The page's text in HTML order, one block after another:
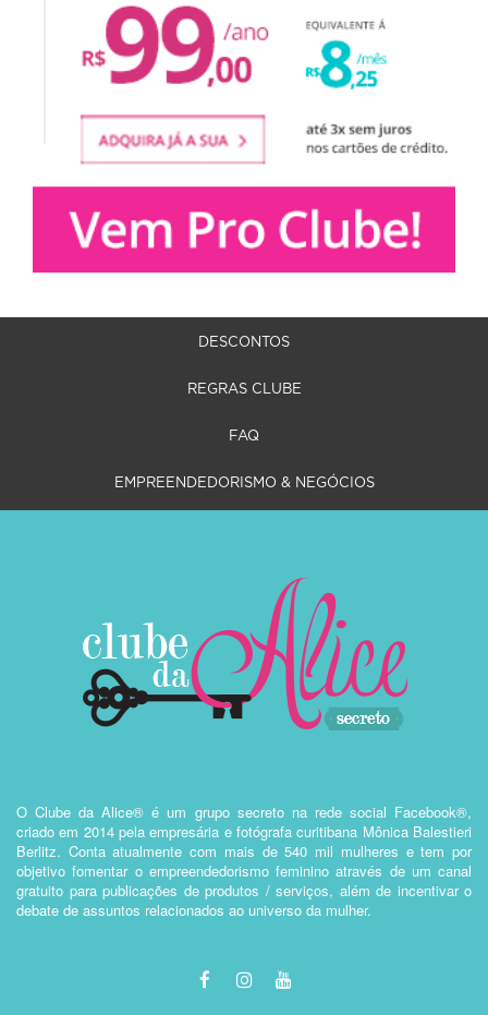
DESCONTOS
REGRAS CLUBE
FAQ
EMPREENDEDORISMO & NEGÓCIOS
O Clube da Alice® é um grupo secreto na rede social Facebook®,
criado em 2014 pela empresária e fotógrafa curitibana Mônica Balestieri
Berlitz. Conta atualmente com mais de 540 mil mulheres e tem por
objetivo fomentar o empreendedorismo feminino através de um canal
gratuito para publicações de produtos / serviços, além de incentivar o
debate de assuntos relacionados ao universo da mulher.